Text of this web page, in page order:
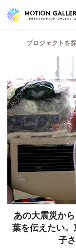
プロジェクトを
あの大震災か
葉を伝えたい。
子